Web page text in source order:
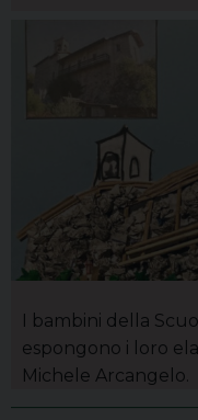
I bambini della
espongono i loro
Michele Arcangelo.